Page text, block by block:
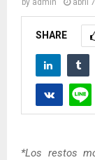
by admin abril
SHARE
*Los restos